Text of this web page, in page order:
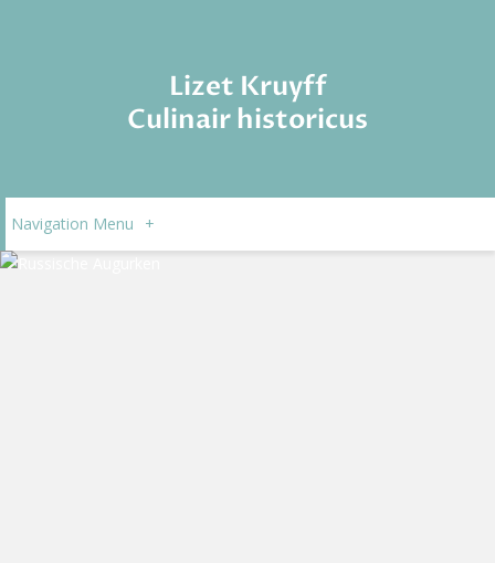
Lizet Kruyff
Culinair historicus
Navigation Menu +